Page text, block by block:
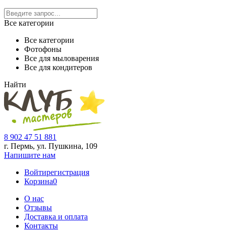
Все категории
Все категории
Фотофоны
Все для мыловарения
Все для кондитеров
Найти
8 902 47 51 881
г. Пермь, ул. Пушкина, 109
Напишите нам
Войтирегистрация
Корзина0
О нас
Отзывы
Доставка и оплата
Контакты